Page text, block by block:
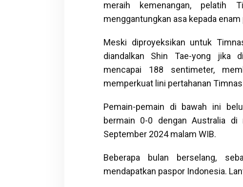
meraih kemenangan, pelatih
menggantungkan asa kepada
Meski diproyeksikan untuk
diandalkan Shin Tae-yong jika
mencapai 188 sentimeter,
memperkuat lini pertahanan
Pemain-pemain di bawah ini
bermain 0-0 dengan Australia
September 2024 malam WIB.
Beberapa bulan berselang,
mendapatkan paspor Indonesia.